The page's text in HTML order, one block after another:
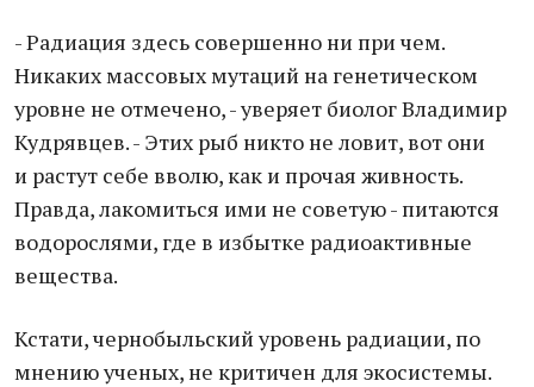
- Радиация здесь совершенно ни при чем.
Никаких массовых мутаций на генетическом
уровне не отмечено, - уверяет биолог Владимир
Кудрявцев. - Этих рыб никто не ловит, вот они
и растут себе вволю, как и прочая живность.
Правда, лакомиться ими не советую - питаются
водорослями, где в избытке радиоактивные
вещества.
Кстати, чернобыльский уровень радиации, по
мнению ученых, не критичен для экосистемы.